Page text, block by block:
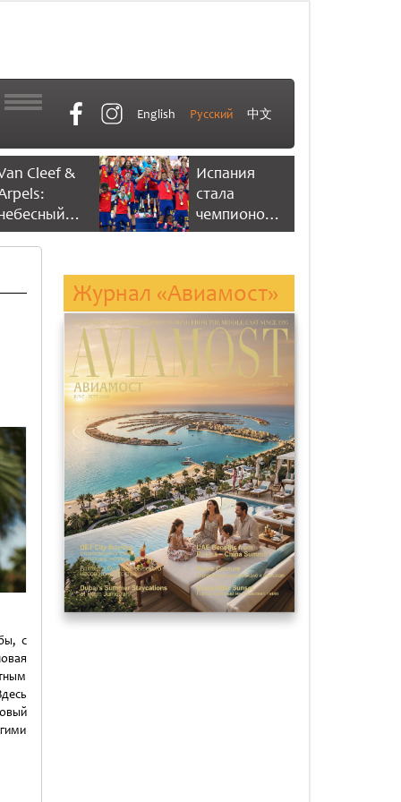
English Русский 中文
Cleef &
Испания
стала
чемпионом
мира по
одержав
победу со
счетом 1:0
с
Журнал «Авиамост»